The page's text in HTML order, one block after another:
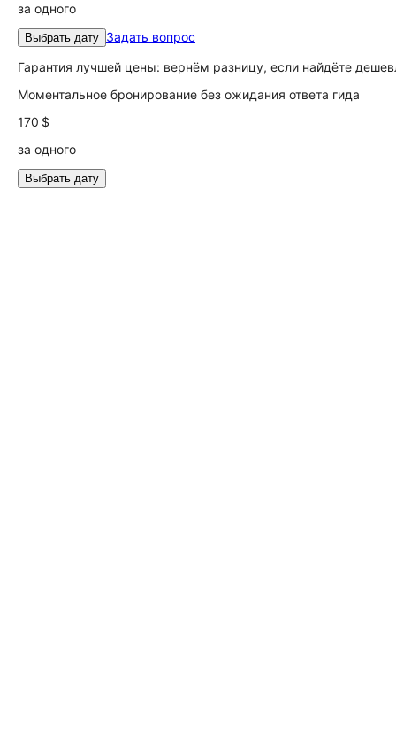
за одного
Выбрать дату Задать вопрос
Гарантия лучшей цены: вернём разницу, если найдёте
Моментальное бронирование без ожидания ответа гида
170 $
за одного
Выбрать дату